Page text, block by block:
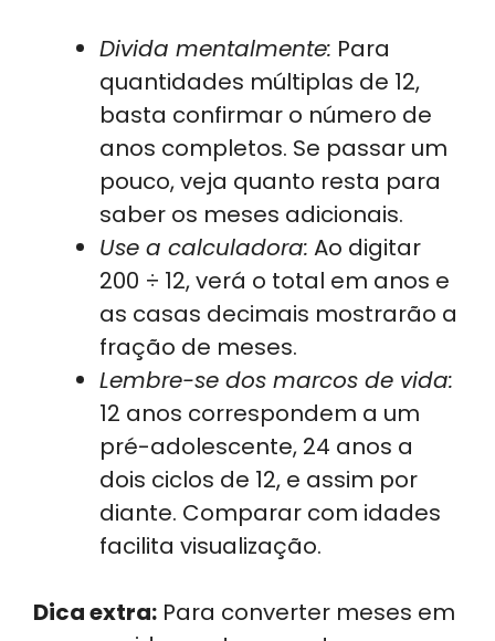
Divida mentalmente: Para
quantidades múltiplas de 12,
basta confirmar o número de
anos completos. Se passar um
pouco, veja quanto resta para
saber os meses adicionais.
Use a calculadora: Ao digitar
200 ÷ 12, verá o total em anos e
as casas decimais mostrarão a
fração de meses.
Lembre-se dos marcos de vida:
12 anos correspondem a um
pré-adolescente, 24 anos a
dois ciclos de 12, e assim por
diante. Comparar com idades
facilita visualização.
Dica extra: Para converter meses em